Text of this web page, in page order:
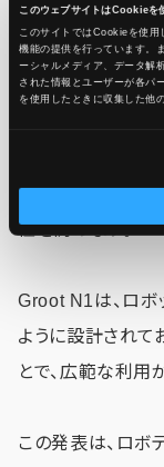
このウェブサイトはCookieを
このサイトではCookieを使用
機能の提供を行っています。
ーシャルメディア、データ解
された情報とユーザーが各パ
を使用したときに収集した他
Groot N1は、迅
に、二つのシステ
このモデルは、一
を協力して実行す
性を高めます。
Groot N1は、ロボ
ように設計されて
とで、広範な利用
この発表は、ロボ